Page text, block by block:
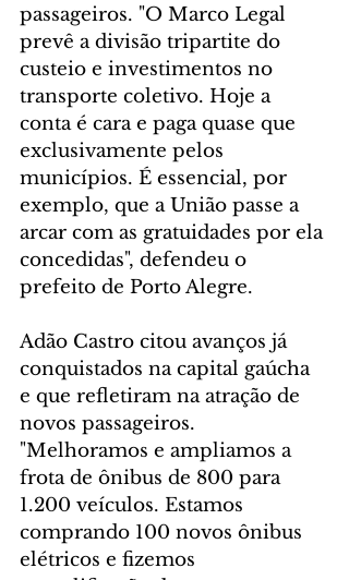
passageiros. "O Marco Legal
prevê a divisão tripartite do
custeio e investimentos no
transporte coletivo. Hoje a
conta é cara e paga quase que
exclusivamente pelos
municípios. É essencial, por
exemplo, que a União passe a
arcar com as gratuidades por ela
concedidas", defendeu o
prefeito de Porto Alegre.
Adão Castro citou avanços já
conquistados na capital gaúcha
e que refletiram na atração de
novos passageiros.
"Melhoramos e ampliamos a
frota de ônibus de 800 para
1.200 veículos. Estamos
comprando 100 novos ônibus
elétricos e fizemos